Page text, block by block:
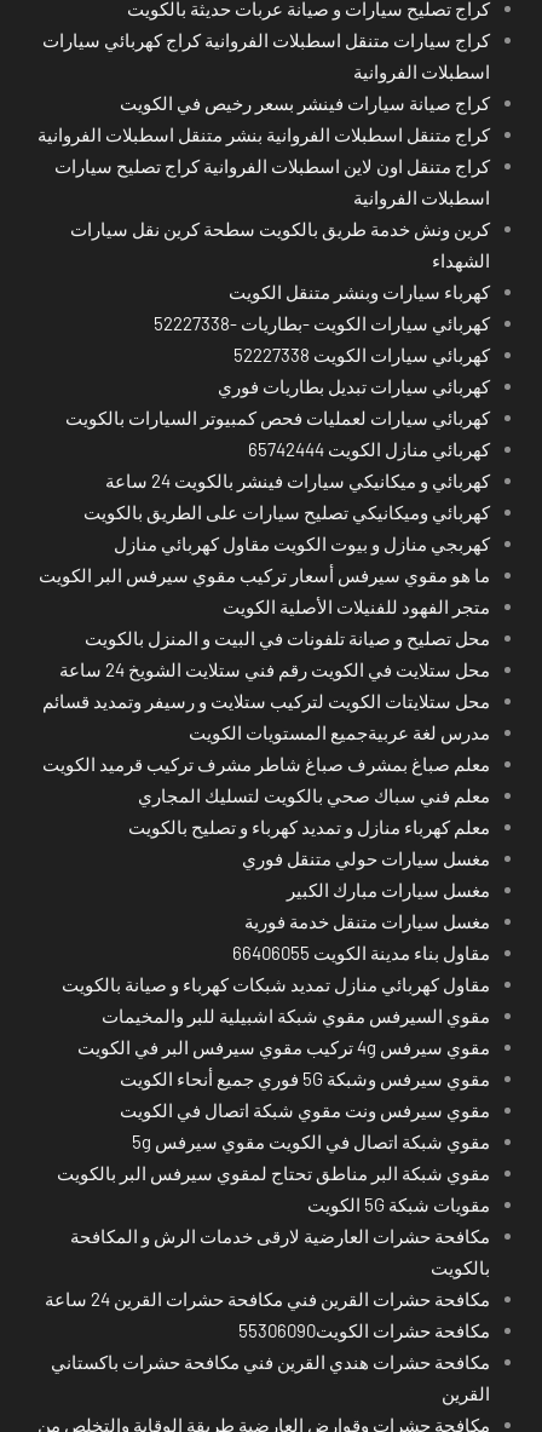
كراج تصليح سيارات و صيانة عربات حديثة بالكويت
كراج سيارات متنقل اسطبلات الفروانية كراج كهربائي سيارات
اسطبلات الفروانية
كراج صيانة سيارات فينشر بسعر رخيص في الكويت
كراج متنقل اسطبلات الفروانية بنشر متنقل اسطبلات الفروانية
كراج متنقل اون لاين اسطبلات الفروانية كراج تصليح سيارات
اسطبلات الفروانية
كرين ونش خدمة طريق بالكويت سطحة كرين نقل سيارات
الشهداء
كهرباء سيارات وبنشر متنقل الكويت
كهربائي سيارات الكويت -بطاريات -52227338
كهربائي سيارات الكويت 52227338
كهربائي سيارات تبديل بطاريات فوري
كهربائي سيارات لعمليات فحص كمبيوتر السيارات بالكويت
كهربائي منازل الكويت 65742444
كهربائي و ميكانيكي سيارات فينشر بالكويت 24 ساعة
كهربائي وميكانيكي تصليح سيارات على الطريق بالكويت
كهربجي منازل و بيوت الكويت مقاول كهربائي منازل
ما هو مقوي سيرفس أسعار تركيب مقوي سيرفس البر الكويت
متجر الفهود للفنيلات الأصلية الكويت
محل تصليح و صيانة تلفونات في البيت و المنزل بالكويت
محل ستلايت في الكويت رقم فني ستلايت الشويخ 24 ساعة
محل ستلايتات الكويت لتركيب ستلايت و رسيفر وتمديد قسائم
مدرس لغة عربيةجميع المستويات الكويت
معلم صباغ بمشرف صباغ شاطر مشرف تركيب قرميد الكويت
معلم فني سباك صحي بالكويت لتسليك المجاري
معلم كهرباء منازل و تمديد كهرباء و تصليح بالكويت
مغسل سيارات حولي متنقل فوري
مغسل سيارات مبارك الكبير
مغسل سيارات متنقل خدمة فورية
مقاول بناء مدينة الكويت 66406055
مقاول كهربائي منازل تمديد شبكات كهرباء و صيانة بالكويت
مقوي السيرفس مقوي شبكة اشبيلية للبر والمخيمات
مقوي سيرفس 4g تركيب مقوي سيرفس البر في الكويت
مقوي سيرفس وشبكة 5G فوري جميع أنحاء الكويت
مقوي سيرفس ونت مقوي شبكة اتصال في الكويت
مقوي شبكة اتصال في الكويت مقوي سيرفس 5g
مقوي شبكة البر مناطق تحتاج لمقوي سيرفس البر بالكويت
مقويات شبكة 5G الكويت
مكافحة حشرات العارضية لارقى خدمات الرش و المكافحة
بالكويت
مكافحة حشرات القرين فني مكافحة حشرات القرين 24 ساعة
مكافحة حشرات الكويت55306090
مكافحة حشرات هندي القرين فني مكافحة حشرات باكستاني
القرين
مكافحة حشرات وقوارض العارضية طريقة الوقاية والتخلص من